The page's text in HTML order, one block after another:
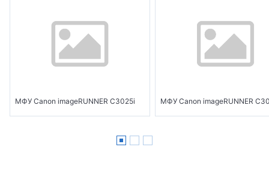
МФУ Canon imageRUNNER C3025i МФУ Canon imageRUNNER